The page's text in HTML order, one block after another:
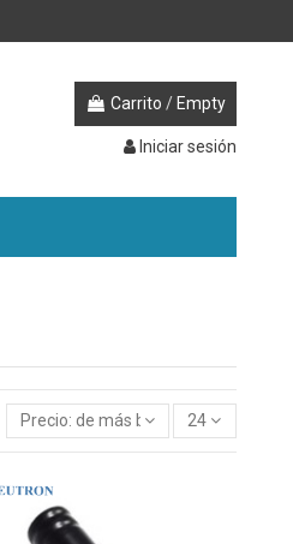
Carrito / Empty
Iniciar sesión
Precio: de más bajo a más alto
24